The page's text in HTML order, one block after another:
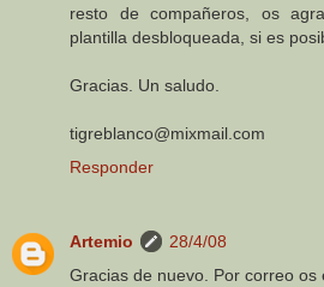
resto de compañeros, os
plantilla desbloqueada, si es
Gracias. Un saludo.
tigreblanco@mixmail.com
Responder
Artemio
28/4/08
Gracias de nuevo. Por correo os